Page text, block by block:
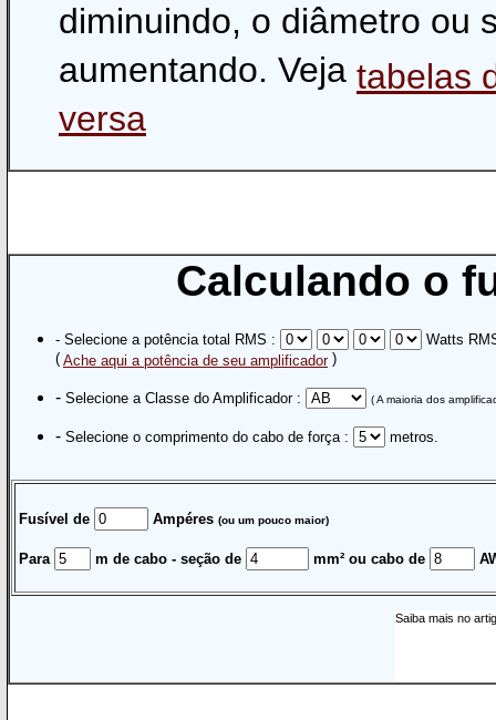
diminuindo, o diâmetro ou
aumentando. Veja tabelas
versa
Calculando o
- Selecione a potência total RMS : Watts
( Ache aqui a potência de seu amplificador)
- Selecione a Classe do Amplificador : ( A maioria dos
- Selecione o comprimento do cabo de força : metros.
Fusível de Ampéres (ou um pouco maior)
Para m de cabo - seção de mm² ou cabo de
Saiba mais no